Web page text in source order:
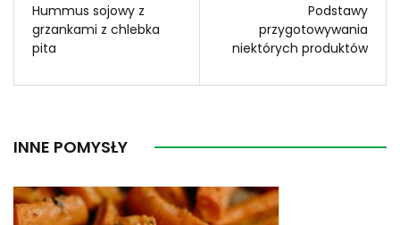
Hummus sojowy z
grzankami z chlebka
pita
Podstawy
przygotowywania
niektórych produktów
INNE POMYSŁY